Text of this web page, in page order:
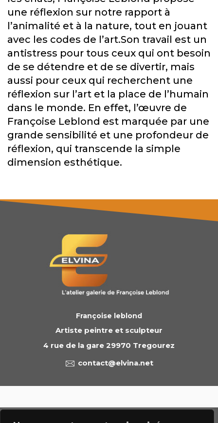
une réflexion sur notre rapport à
l’animalité et à la nature, tout en jouant
avec les codes de l’art.Son travail est un
antistress pour tous ceux qui ont besoin
de se détendre et de se divertir, mais
aussi pour ceux qui recherchent une
réflexion sur l’art et la place de l’humain
dans le monde. En effet, l’œuvre de
Françoise Leblond est marquée par une
grande sensibilité et une profondeur de
réflexion, qui transcende la simple
dimension esthétique.
Françoise leblond
Artiste peintre et sculpteur
4 rue de la gare 29970 Tregourez
contact@elvina.net